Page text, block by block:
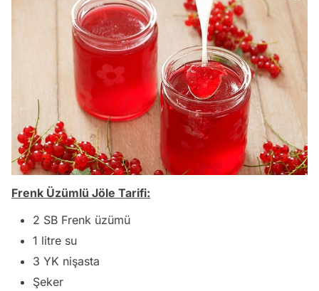
Frenk Üzümlü Jöle Tarifi:
2 SB Frenk üzümü
1 litre su
3 YK nişasta
Şeker